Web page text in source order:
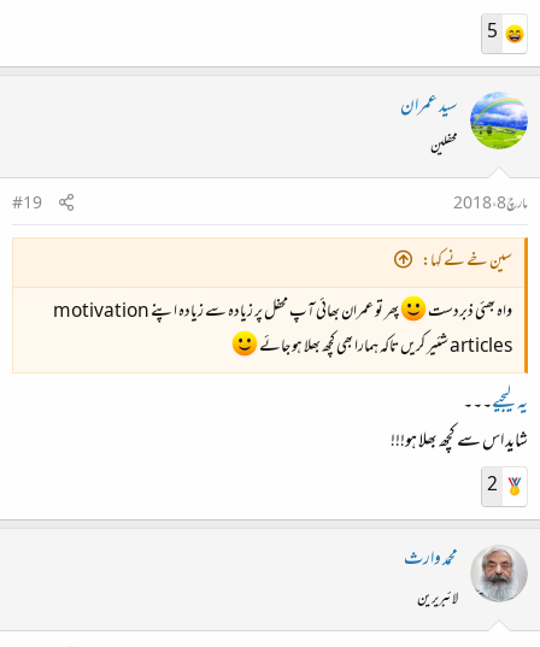
5
سید عمران
محفلین
مارچ 8، 2018
#19
سین خے نے کہا:
واہ بھئی ذبردست
پھر تو عمران بھائی آپ محفل پر زیادہ سے زیادہ اپنے motivation
articles شئیر کریں تاکہ ہمارا بھی کچھ بھلا ہو جائے
یہ لیجیے۔۔۔
شاید اس سے کچھ بھلا ہو!!!
2
محمد وارث
لائبریرین